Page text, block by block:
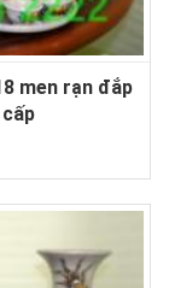
men rạn đắp